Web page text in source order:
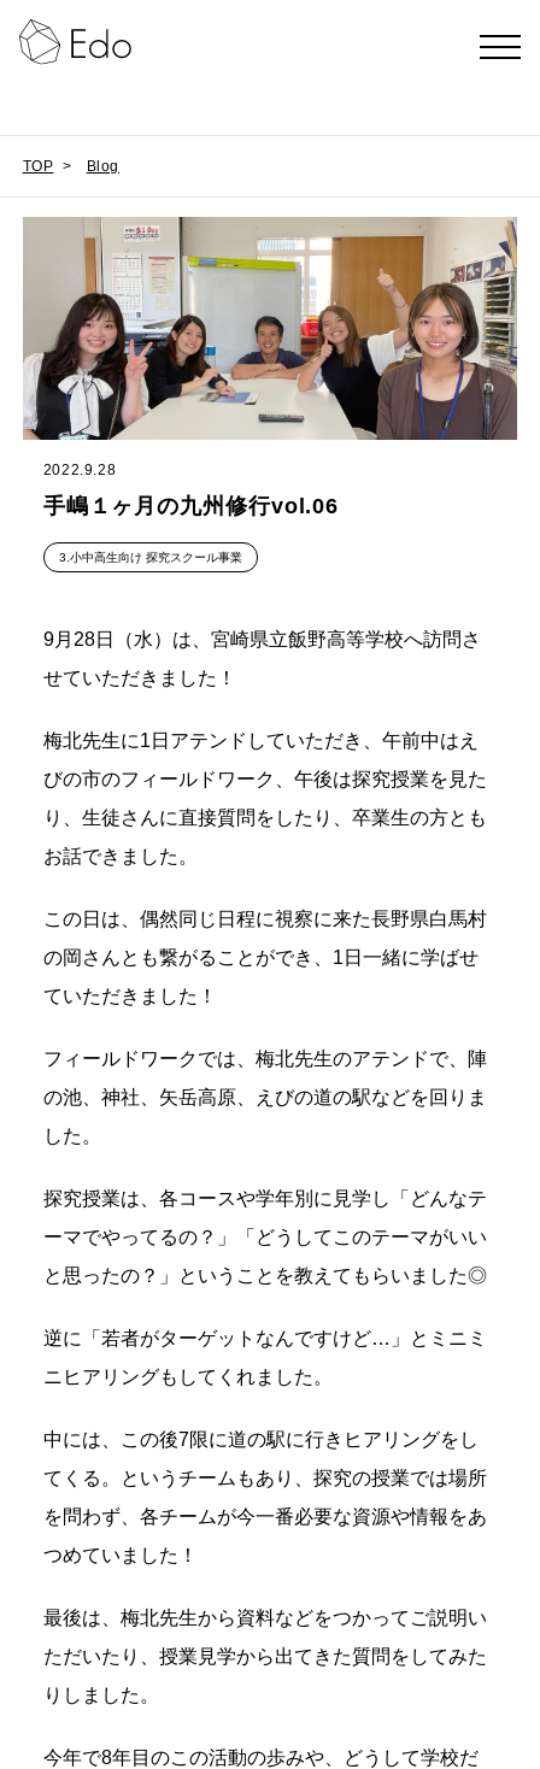
TOP > Blog
2022.9.28
手嶋１ヶ月の九州修行vol.06
3.小中高生向け 探究スクール事業
9月28日（水）は、宮崎県立飯野高等学校へ訪問さ
せていただきました！
梅北先生に1日アテンドしていただき、午前中はえ
びの市のフィールドワーク、午後は探究授業を見た
り、生徒さんに直接質問をしたり、卒業生の方とも
お話できました。
この日は、偶然同じ日程に視察に来た長野県白馬村
の岡さんとも繋がることができ、1日一緒に学ばせ
ていただきました！
フィールドワークでは、梅北先生のアテンドで、陣
の池、神社、矢岳高原、えびの道の駅などを回りま
した。
探究授業は、各コースや学年別に見学し「どんなテ
ーマでやってるの？」「どうしてこのテーマがいい
と思ったの？」ということを教えてもらいました◎
逆に「若者がターゲットなんですけど…」とミニミ
ニヒアリングもしてくれました。
中には、この後7限に道の駅に行きヒアリングをし
てくる。というチームもあり、探究の授業では場所
を問わず、各チームが今一番必要な資源や情報をあ
つめていました！
最後は、梅北先生から資料などをつかってご説明い
ただいたり、授業見学から出てきた質問をしてみた
りしました。
今年で8年目のこの活動の歩みや、どうして学校だ